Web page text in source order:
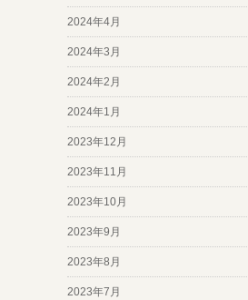
2024年4月
2024年3月
2024年2月
2024年1月
2023年12月
2023年11月
2023年10月
2023年9月
2023年8月
2023年7月